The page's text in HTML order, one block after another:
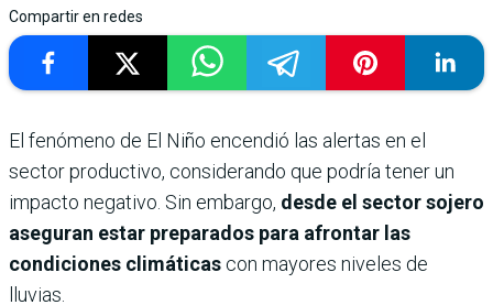
Compartir en redes
El fenómeno de El Niño encendió las alertas en el
sector productivo, considerando que podría tener un
impacto negativo. Sin embargo, desde el sector sojero
aseguran estar preparados para afrontar las
condiciones climáticas con mayores niveles de
lluvias.